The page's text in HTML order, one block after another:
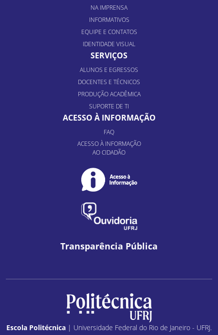
NA IMPRENSA
INFORMATIVOS
EQUIPE E CONTATOS
IDENTIDADE VISUAL
SERVIÇOS
ALUNOS E EGRESSOS
DOCENTES E TÉCNICOS
PRODUÇÃO ACADÊMICA
SUPORTE DE TI
ACESSO À INFORMAÇÃO
FAQ
ACESSO À INFORMAÇÃO
AO CIDADÃO
Transparência Pública
Escola Politécnica | Universidade Federal do Rio de Janeiro - UFRJ.